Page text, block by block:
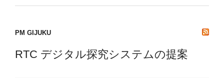
PM GIJUKU
RTC デジタル探究システムの提案